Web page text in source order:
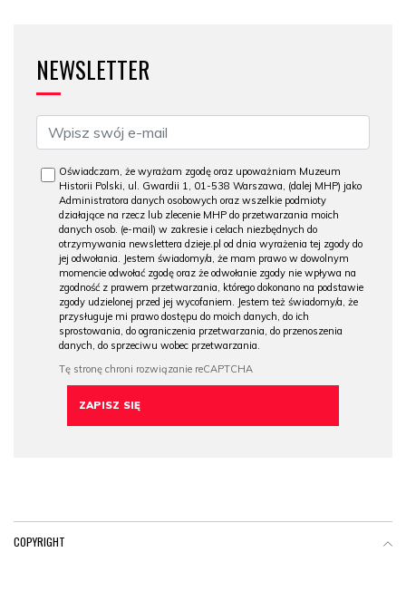
NEWSLETTER
Oświadczam, że wyrażam zgodę oraz upoważniam Muzeum
Historii Polski, ul. Gwardii 1, 01-538 Warszawa, (dalej MHP) jako
Administratora danych osobowych oraz wszelkie podmioty
działające na rzecz lub zlecenie MHP do przetwarzania moich
danych osob. (e-mail) w zakresie i celach niezbędnych do
otrzymywania newslettera dzieje.pl od dnia wyrażenia tej zgody do
jej odwołania. Jestem świadomy/a, że mam prawo w dowolnym
momencie odwołać zgodę oraz że odwołanie zgody nie wpływa na
zgodność z prawem przetwarzania, którego dokonano na podstawie
zgody udzielonej przed jej wycofaniem. Jestem też świadomy/a, że
przysługuje mi prawo dostępu do moich danych, do ich
sprostowania, do ograniczenia przetwarzania, do przenoszenia
danych, do sprzeciwu wobec przetwarzania.
COPYRIGHT